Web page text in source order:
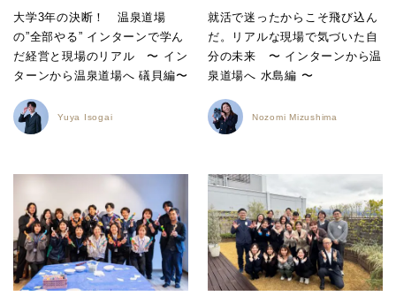
大学3年の決断！ 温泉道場
の”全部やる” インターンで学ん
だ経営と現場のリアル 〜 イン
ターンから温泉道場へ 礒貝編〜
Yuya Isogai
就活で迷ったからこそ飛び込ん
だ。リアルな現場で気づいた自
分の未来 〜 インターンから温
泉道場へ 水島編 〜
Nozomi Mizushima